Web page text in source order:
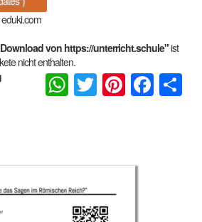
von https://unterricht.schule"ist
nicht enthalten.
WhatsApp
Twitter